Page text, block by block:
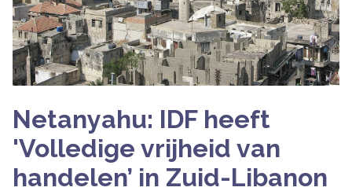
Netanyahu: IDF heeft
'Volledige vrijheid van
handelen’ in Zuid-Libanon